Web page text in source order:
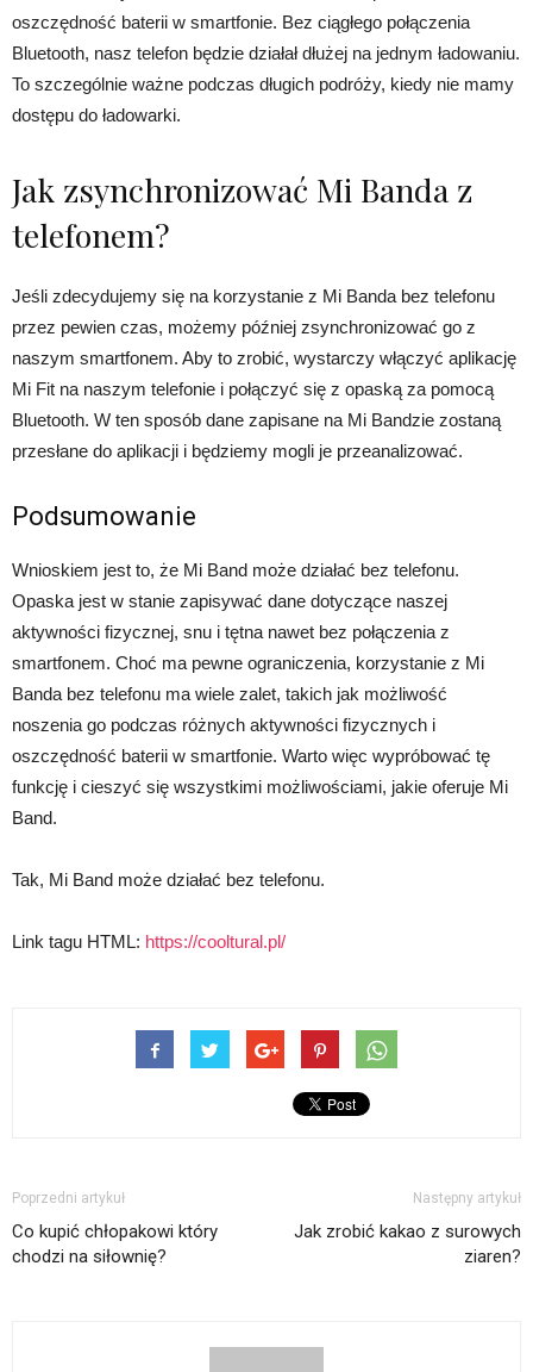
oszczędność baterii w smartfonie. Bez ciągłego połączenia
Bluetooth, nasz telefon będzie działał dłużej na jednym ładowaniu.
To szczególnie ważne podczas długich podróży, kiedy nie mamy
dostępu do ładowarki.
Jak zsynchronizować Mi Banda z
telefonem?
Jeśli zdecydujemy się na korzystanie z Mi Banda bez telefonu
przez pewien czas, możemy później zsynchronizować go z
naszym smartfonem. Aby to zrobić, wystarczy włączyć aplikację
Mi Fit na naszym telefonie i połączyć się z opaską za pomocą
Bluetooth. W ten sposób dane zapisane na Mi Bandzie zostaną
przesłane do aplikacji i będziemy mogli je przeanalizować.
Podsumowanie
Wnioskiem jest to, że Mi Band może działać bez telefonu.
Opaska jest w stanie zapisywać dane dotyczące naszej
aktywności fizycznej, snu i tętna nawet bez połączenia z
smartfonem. Choć ma pewne ograniczenia, korzystanie z Mi
Banda bez telefonu ma wiele zalet, takich jak możliwość
noszenia go podczas różnych aktywności fizycznych i
oszczędność baterii w smartfonie. Warto więc wypróbować tę
funkcję i cieszyć się wszystkimi możliwościami, jakie oferuje Mi
Band.
Tak, Mi Band może działać bez telefonu.
Link tagu HTML: https://cooltural.pl/
Poprzedni artykuł
Co kupić chłopakowi który
chodzi na siłownię?
Następny artykuł
Jak zrobić kakao z surowych
ziaren?